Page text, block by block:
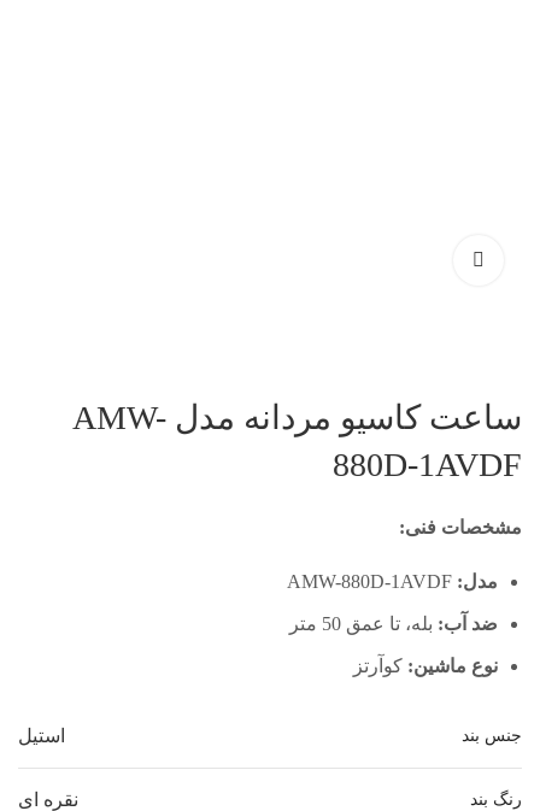
ساعت کاسیو مردانه مدل AMW-
880D-1AVDF
مشخصات فنی:
مدل:
ضد آب: بله، تا عمق 50 متر
نوع ماشین: کوآرتز
جنس بند استیل
رنگ بند نقره ای